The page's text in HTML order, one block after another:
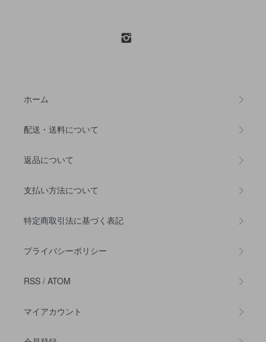
ホーム
配送・送料について
返品について
支払い方法について
特定商取引法に基づく表記
プライバシーポリシー
RSS / ATOM
マイアカウント